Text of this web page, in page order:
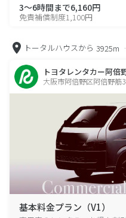
3～6時間まで6,160円
免責補償制度1,100円
トータルハウスから 3925m
トヨタレンタカー阿倍
大阪市阿倍野区阿倍野筋
基本料金プラン（V1）